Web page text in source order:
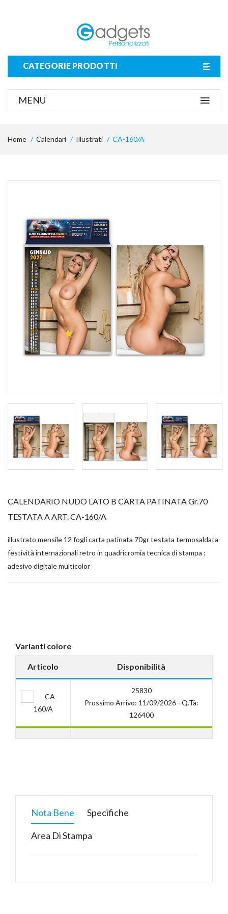
CATEGORIE PRODOTTI
MENU
Home Calendari Illustrati CA-160/A
CALENDARIO NUDO LATO B CARTA PATINATA Gr.70
TESTATA A ART. CA-160/A
illustrato mensile 12 fogli carta patinata 70gr testata termosaldata
festività internazionali retro in quadricromia tecnica di stampa :
adesivo digitale multicolor
Varianti colore
Articolo Disponibilità
CA-
160/A
25830
Prossimo Arrivo: 11/09/2026 - Q.tà:
126400
Nota Bene Specifiche
Area Di Stampa